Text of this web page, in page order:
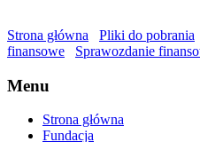
Strona główna Pliki do pobrania
finansowe
Sprawozdanie
Menu
Strona główna
Fundacja